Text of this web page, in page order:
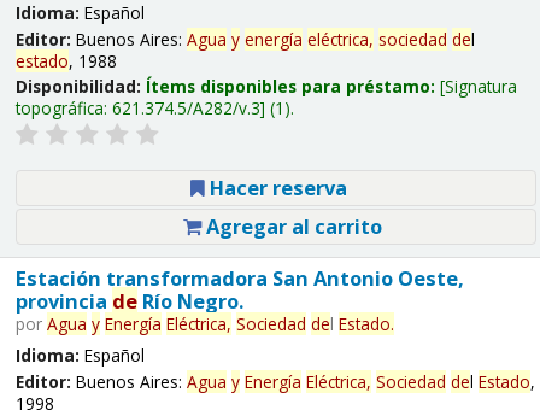
Idioma: Español
Editor: Buenos Aires: Agua y energía eléctrica, sociedad del
estado, 1988
Disponibilidad: Ítems disponibles para préstamo: Signatura
topográfica: 621.374.5/A282/v.3 (1).
Hacer reserva
Agregar al carrito
Estación transformadora San Antonio Oeste,
provincia deRío Negro.
por Agua y Energía Eléctrica, Sociedad del Estado.
Idioma: Español
Editor: Buenos Aires: Agua y Energía Eléctrica, Sociedad del Estado,
1998